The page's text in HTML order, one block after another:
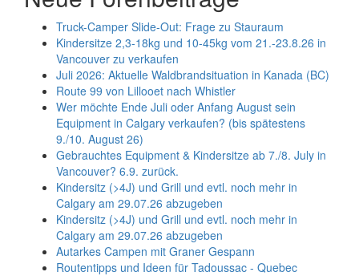
Truck-Camper Slide-Out: Frage zu Stauraum
Kindersitze 2,3-18kg und 10-45kg vom 21.-23.8.26 in
Vancouver zu verkaufen
Juli 2026: Aktuelle Waldbrandsituation in Kanada (BC)
Route 99 von Lillooet nach Whistler
Wer möchte Ende Juli oder Anfang August sein
Equipment in Calgary verkaufen? (bis spätestens
9./10. August 26)
Gebrauchtes Equipment & Kindersitze ab 7./8. July in
Vancouver? 6.9. zurück.
Kindersitz (>4J) und Grill und evtl. noch mehr in
Calgary am 29.07.26 abzugeben
Kindersitz (>4J) und Grill und evtl. noch mehr in
Calgary am 29.07.26 abzugeben
Autarkes Campen mit Graner Gespann
Routentipps und Ideen für Tadoussac - Quebec